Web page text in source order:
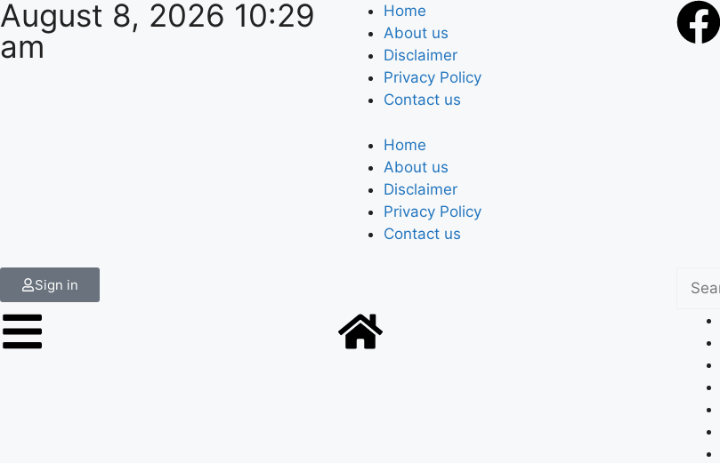
August 8, 2026 10:29
am
Home
About us
Disclaimer
Privacy Policy
Contact us
Home
About us
Disclaimer
Privacy Policy
Contact us
Sign in